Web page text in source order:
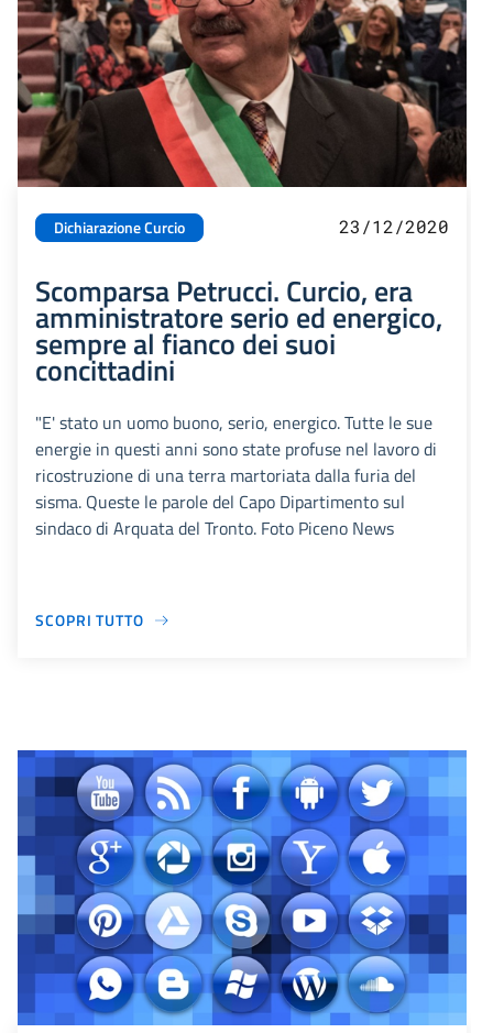
Dichiarazione Curcio 23/12/2020
Scomparsa Petrucci. Curcio, era
amministratore serio ed energico,
sempre al fianco dei suoi
concittadini
"E' stato un uomo buono, serio, energico. Tutte le sue
energie in questi anni sono state profuse nel lavoro di
ricostruzione di una terra martoriata dalla furia del
sisma. Queste le parole del Capo Dipartimento sul
sindaco di Arquata del Tronto. Foto Piceno News
SCOPRI TUTTO